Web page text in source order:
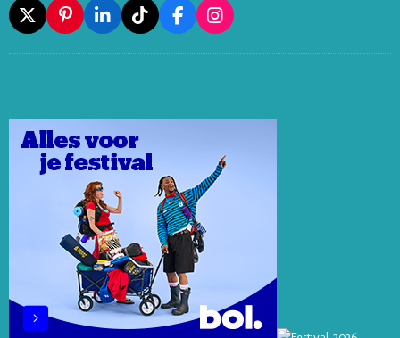
X
P
I
N
E
S
T
L
I
N
I
N
T
I
K
F
A
C
O
I
N
S
R
M